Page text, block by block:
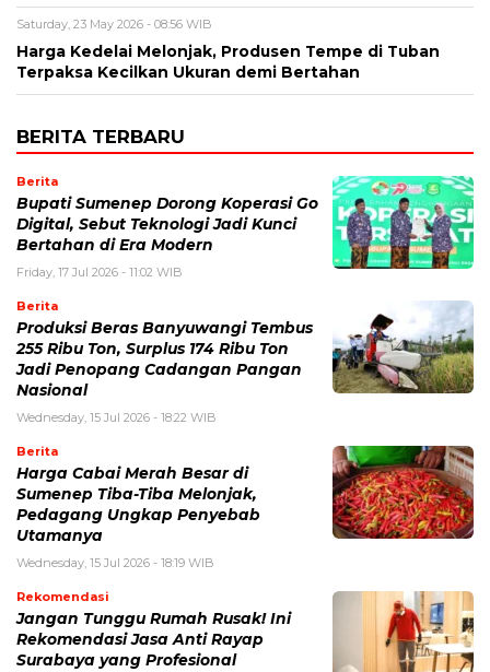
Saturday, 23 May 2026 - 08:56 WIB
Harga Kedelai Melonjak, Produsen Tempe di Tuban
Terpaksa Kecilkan Ukuran demi Bertahan
BERITA TERBARU
Berita
Bupati Sumenep Dorong Koperasi Go
Digital, Sebut Teknologi Jadi Kunci
Bertahan di Era Modern
Friday, 17 Jul 2026 - 11:02 WIB
Berita
Produksi Beras Banyuwangi Tembus
255 Ribu Ton, Surplus 174 Ribu Ton
Jadi Penopang Cadangan Pangan
Nasional
Wednesday, 15 Jul 2026 - 18:22 WIB
Berita
Harga Cabai Merah Besar di
Sumenep Tiba-Tiba Melonjak,
Pedagang Ungkap Penyebab
Utamanya
Wednesday, 15 Jul 2026 - 18:19 WIB
Rekomendasi
Jangan Tunggu Rumah Rusak! Ini
Rekomendasi Jasa Anti Rayap
Surabaya yang Profesional